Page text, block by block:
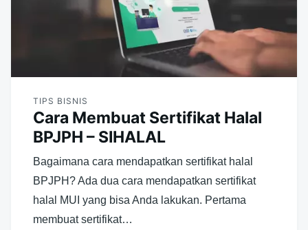
TIPS BISNIS
Cara Membuat Sertifikat Halal
BPJPH – SIHALAL
Bagaimana cara mendapatkan sertifikat halal
BPJPH? Ada dua cara mendapatkan sertifikat
halal MUI yang bisa Anda lakukan. Pertama
membuat sertifikat…